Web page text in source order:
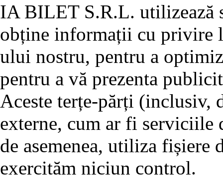
IA BILET S.R.L. utilizează
obține informații cu privire
ului nostru, pentru a
pentru a vă prezenta
Aceste terțe-părți (inclusiv,
externe, cum ar fi serviciile
de asemenea, utiliza fișiere
exercităm niciun control.